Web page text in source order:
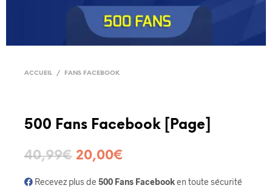
ACCUEIL / FANS FACEBOOK
500 Fans Facebook [Page]
40,99€ 20,00€
Recevez plus de 500 Fans Facebooken toute sécurité